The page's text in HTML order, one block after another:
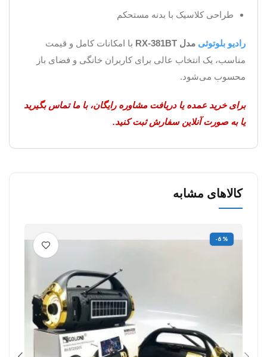
طراحی کلاسیک با بدنه مستحکم
رادیو بلوتوثی مدل RX-381BT
با امکانات کامل و قیمت
مناسب، یک انتخاب عالی برای کاربران خانگی و فضای باز
محسوب می‌شود.
برای خرید عمده یا دریافت مشاوره رایگان، با ما تماس بگیرید
یا به صورت آنلاین سفارش ثبت کنید.
کالاهای مشابه
-6%